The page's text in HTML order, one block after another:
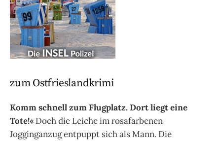
zum Ostfrieslandkrimi
Komm schnell zum Flugplatz. Dort liegt eine
Tote!« Doch die Leiche im rosafarbenen
Jogginganzug entpuppt sich als Mann. Die